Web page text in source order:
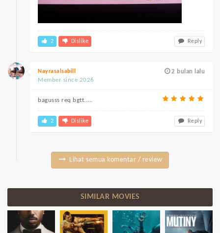
2 Dislike Reply
2 bulan lalu
Nayrasalsabill
Member since 2026
bagusss req bgtt.....
2 Dislike Reply
Lihat semua komentar / review
SIMILAR MOVIES